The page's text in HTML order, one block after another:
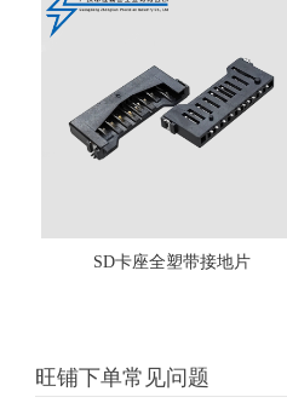
SD卡座全塑带接地片
旺铺下单常见问题